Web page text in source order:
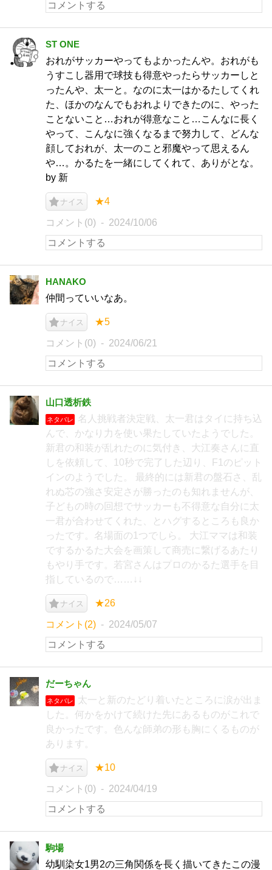
ST ONE
おれがサッカーやってもよかったんや。おれがも
うすこし器用で球技も得意やったらサッカーしと
ったんや、太一と。なのに太一はかるたしてくれ
た、ほかのなんでもおれよりできたのに、やった
ことないこと…おれが得意なこと…こんなに長く
やって、こんなに強くなるまで努力して、どんな
顔しておれが、太一のこと邪魔やって思えるん
や…。かるたを一緒にしてくれて、ありがとな。
by 新
ナイス ★4
コメント(0) 2024/10/06
HANAKO
仲間っていいなあ。
ナイス ★5
コメント(0) 2024/06/21
山口透析鉄
ネタバレ
名人挑戦者決定戦、太一君はタイに持ち込
んで、かなり力を使い果たしていたようでした。
新君の和装が乱れたのに気付き、大江奏さんに直
しを依頼して、10秒で完了した辺り、F1のピット
インのようでした。 最終的には新君の盤石さ、乱
れぬ芯の強さ安定さが勝ったのも知れませんが、
子どもの時の回想でサッカーも不得意な自分に太
一君が合わせてくれた、とハグするところも良か
ったです。名場面の1つでしら。 大江ママは和装
でするかるた大会を画策して商売に繋げるあたり
もやり手です。若宮さんはプロのかるた選手を目
指しているので……↓↓
ナイス ★26
コメント(2) 2024/05/07
だーちゃん
ネタバレ
太一と新のたどり着いたところに涙が出ま
した。何かをかけて続けた先にあるものがこれで
良かったです。色んな師弟の形も胸にくるものが
あります。
ナイス ★10
コメント(0) 2024/04/19
駒場
幼馴染女1男2の三角関係を長く描いてきたこの漫